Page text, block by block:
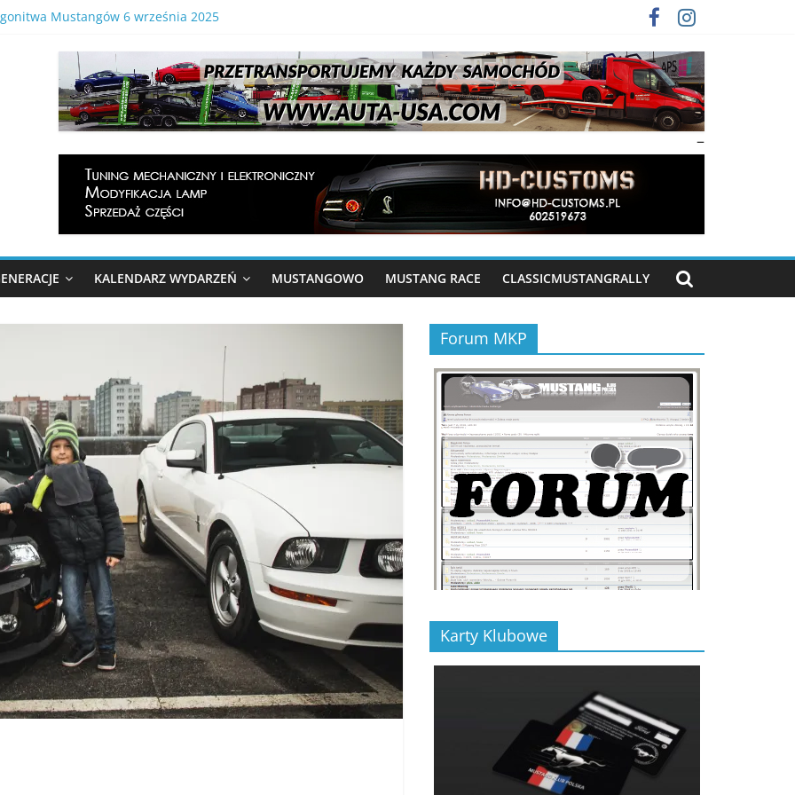
Mustangów 6 września 2025
Gonitwa Mustangów . 29.08.2026 Tor Kielce
Zlot Mustangów
Stajni Mustangów 2024
–
KALENDARZ WYDARZEŃ MUSTANGOWO MUSTANG RACE CLASSICMUSTANGRALLY
Forum MKP
Karty Klubowe